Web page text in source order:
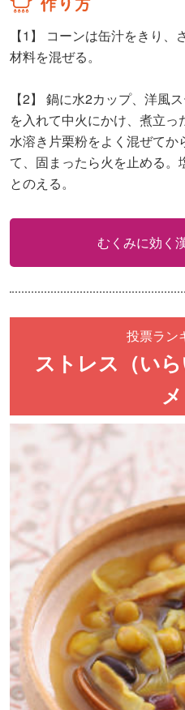
【1】 コーンは缶汁をきり、
材料を混ぜる。
【2】 鍋に水2カップ、洋風
を入れて中火にかけ、煮立っ
水溶き片栗粉をよく混ぜて
て、固まったら火を止める。
とのえる。
むくみに効く
投票ラン
ストレス（い
メ